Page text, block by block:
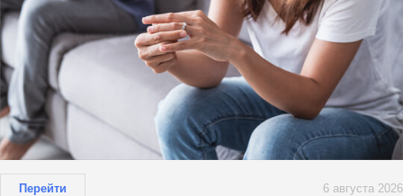
Перейти 6 августа 2026